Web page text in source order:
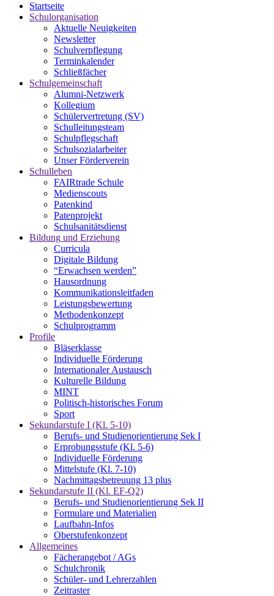
Startseite
Schulorganisation
Aktuelle Neuigkeiten
Newsletter
Schulverpflegung
Terminkalender
Schließfächer
Schulgemeinschaft
Alumni-Netzwerk
Kollegium
Schülervertretung (SV)
Schulleitungsteam
Schulpflegschaft
Schulsozialarbeiter
Unser Förderverein
Schulleben
FAIRtrade Schule
Medienscouts
Patenkind
Patenprojekt
Schulsanitätsdienst
Bildung und Erziehung
Curricula
Digitale Bildung
“Erwachsen werden”
Hausordnung
Kommunikationsleitfaden
Leistungsbewertung
Methodenkonzept
Schulprogramm
Profile
Bläserklasse
Individuelle Förderung
Internationaler Austausch
Kulturelle Bildung
MINT
Politisch-historisches Forum
Sport
Sekundarstufe I (Kl. 5-10)
Berufs- und Studienorientierung Sek I
Erprobungsstufe (Kl. 5-6)
Individuelle Förderung
Mittelstufe (Kl. 7-10)
Nachmittagsbetreuung 13 plus
Sekundarstufe II (Kl. EF-Q2)
Berufs- und Studienorientierung Sek II
Formulare und Materialien
Laufbahn-Infos
Oberstufenkonzept
Allgemeines
Fächerangebot / AGs
Schulchronik
Schüler- und Lehrerzahlen
Zeitraster